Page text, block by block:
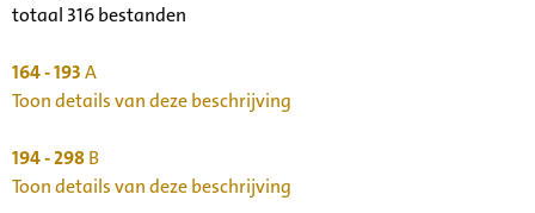
totaal 316 bestanden
164 - 193A
Toon details van deze beschrijving
194 - 298B
Toon details van deze beschrijving